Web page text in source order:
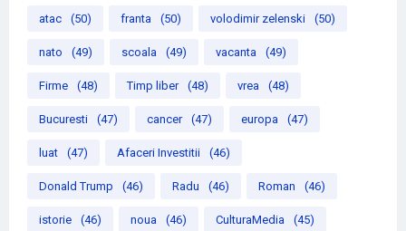
atac (50) franta (50) volodimir zelenski (50)
nato (49) scoala (49) vacanta (49)
Firme (48) Timp liber (48) vrea (48)
Bucuresti (47) cancer (47) europa (47)
luat (47) Afaceri Investitii (46)
Donald Trump (46) Radu (46) Roman (46)
istorie (46) noua (46) CulturaMedia (45)